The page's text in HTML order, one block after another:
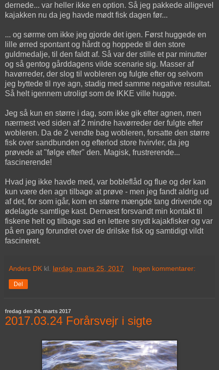
dernede... var heller ikke en option. Så jeg pakkede alligevel
kajakken nu da jeg havde mødt fisk dagen før...
... og sørme om ikke jeg gjorde det igen. Først huggede en
lille ørred spontant og hårdt og hoppede til den store
guldmedalje, til den faldt af. Så var der stille et par minutter
og så gentog gårddagens vilde scenarie sig. Masser af
havørreder, der slog til wobleren og fulgte efter og selvom
jeg byttede til nye agn, stadig med samme negative resultat.
Så helt igennem utroligt som de IKKE ville hugge.
Jeg så kun en større i dag, som ikke gik efter agnen, men
nærmest ved siden af 2 mindre havørreder der fulgte efter
wobleren. Da de 2 vendte bag wobleren, forsatte den større
fisk over sandbunden og efterlod store hvirvler, da jeg
prøvede at "følge efter" den. Magisk, frustrerende...
fascinerende!
Hvad jeg ikke havde med, var bobleflåd og flue og der kan
kun være den agn tilbage at prøve - men jeg fandt aldrig ud
af det, for som igår, kom en større mængde tang drivende og
ødelagde samtlige kast. Dernæst forsvandt min kontakt til
fiskene helt og tilbage sad en lettere snydt kajakfisker og var
på en gang forundret over de drilske fisk og samtidigt vildt
fascineret.
Anders DK kl. lørdag, marts 25, 2017 Ingen kommentarer:
Del
fredag den 24. marts 2017
2017.03.24 Forårsvejr i sigte